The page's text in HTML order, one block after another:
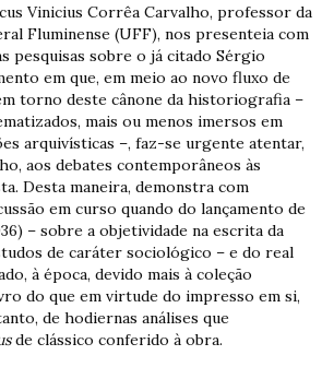
Vinicius Corrêa Carvalho, professor da
Fluminense (UFF), nos presenteia com
pesquisas sobre o já citado Sérgio
em que, em meio ao novo fluxo de
torno deste cânone da historiografia –
mais ou menos imersos em
arquivísticas –, faz-se urgente atentar,
aos debates contemporâneos às
Desta maneira, demonstra com
em curso quando do lançamento de
– sobre a objetividade na escrita da
de caráter sociológico – e do real
à época, devido mais à coleção
do que em virtude do impresso em si,
de hodiernas análises que
de clássico conferido à obra.